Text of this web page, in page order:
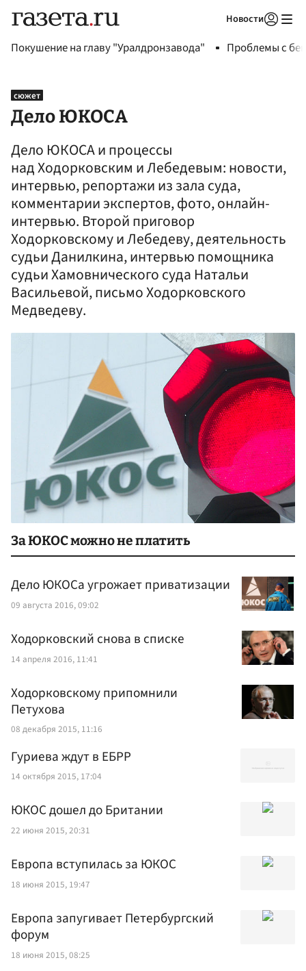
Новости
Покушение на главу "Уралдронзавода" Проблемы с
сюжет
Дело ЮКОСА
Дело ЮКОСА и процессы
над Ходорковским и Лебедевым: новости,
интервью, репортажи из зала суда,
комментарии экспертов, фото, онлайн-
интервью. Второй приговор
Ходорковскому и Лебедеву, деятельность
судьи Данилкина, интервью помощника
судьи Хамовнического суда Натальи
Васильевой, письмо Ходорковского
Медведеву.
За ЮКОС можно не платить
Дело ЮКОСа угрожает приватизации
09 августа 2016, 09:02
Ходорковский снова в списке
14 апреля 2016, 11:41
Ходорковскому припомнили
Петухова
08 декабря 2015, 11:16
Гуриева ждут в ЕБРР
14 октября 2015, 17:04
ЮКОС дошел до Британии
22 июня 2015, 20:31
Европа вступилась за ЮКОС
18 июня 2015, 19:47
Европа запугивает Петербургский
форум
18 июня 2015, 08:25